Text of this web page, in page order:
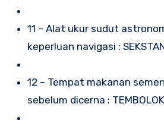
11 – Alat ukur sudut
keperluan navigasi :
12 – Tempat makanan
sebelum dicerna : TEMBOLOK